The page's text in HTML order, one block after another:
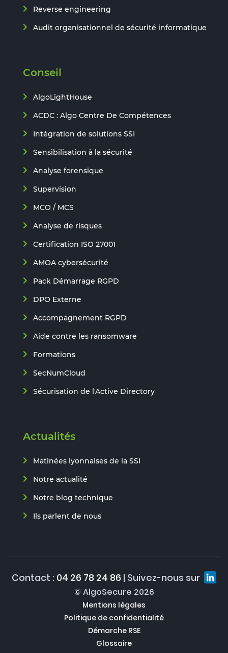
Reverse engineering
Audit organisationnel de sécurité informatique
Conseil
AlgoLightHouse
ACDC : Algo Centre De Compétences
Intégration de solutions SSI
Sensibilisation à la sécurité
Analyse forensique
Supervision
MCO / MCS
Analyse de risques
Certification ISO 27001
AMOA cybersécurité
Pack Démarrage RGPD
DPO Externe
Accompagnement RGPD
Aide contre les ransomware
Formations
SecNumCloud
Sécurisation de l'Active Directory
Actualités
Matinées lyonnaises de la SSI
Notre actualité
Notre blog technique
Ils parlent de nous
Contact : 04 26 78 24 86 | Suivez-nous sur
© AlgoSecure 2026
Mentions légales
Politique de confidentialité
Démarche RSE
Glossaire